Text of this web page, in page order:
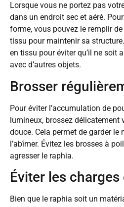
Lorsque vous ne portez pas
dans un endroit sec et aéré.
forme, vous pouvez le remplir
tissu pour maintenir sa
en tissu pour éviter qu’il ne soit
avec d’autres objets.
Brosser
Pour éviter l’accumulation de
lumineux, brossez délicatement
douce. Cela permet de garder le
l’abîmer. Évitez les brosses à
agresser le raphia.
Éviter les
Bien que le raphia soit un